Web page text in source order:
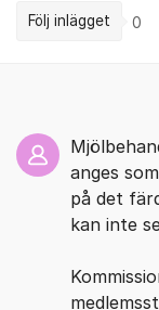
Följ inlägget 0
anges
på det
kan inte